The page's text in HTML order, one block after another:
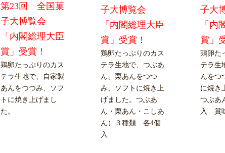
第23回 全国菓
子大博覧会
「内閣総理大臣
賞」受賞！
鶏卵たっぷりのカス
テラ生地で、自家製
あんをつつみ、ソフ
トに焼き上げまし
た。
子大博覧会
「内閣総理大臣
賞」受賞！
鶏卵たっぷりのカス
テラ生地で、つぶあ
ん、栗あんをつつ
み、ソフトに焼き上
げました。つぶあ
ん・栗あん・こしあ
ん）３種類 各4個
入
子大
「内
賞」
鶏卵た
テラ生
んをつ
に焼き
つぶあ
入 賞